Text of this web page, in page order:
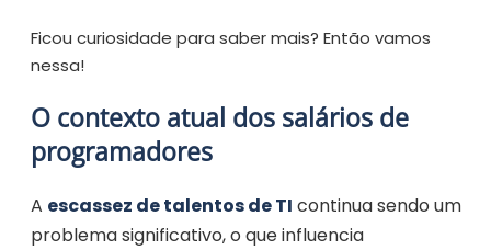
Ficou curiosidade para saber mais? Então vamos
nessa!
O contexto atual dos salários de
programadores
A escassez de talentos de TI continua sendo um
problema significativo, o que influencia